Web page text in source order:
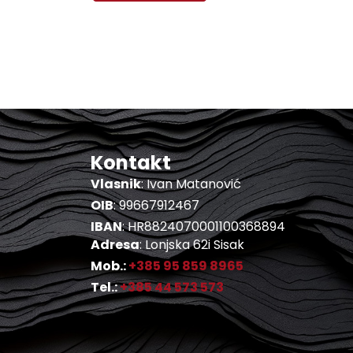
Kontakt
Vlasnik: Ivan Matanović
OIB: 99667912467
IBAN: HR8824070001100368894
Adresa: Lonjska 62i Sisak
Mob.:+385 95 859 8965
Tel.:+385 44 573 573